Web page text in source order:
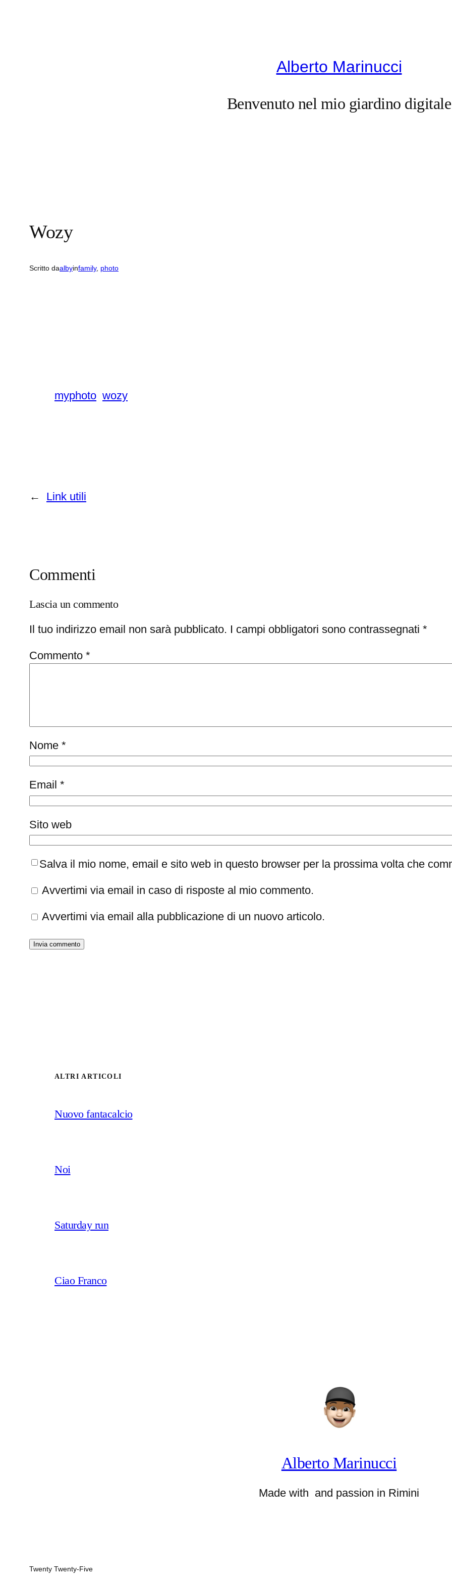
Alberto Marinucci
Benvenuto nel mio giardino digitale
Wozy
Scritto daalbyinfamily, photo
myphoto wozy
← Link utili
Commenti
Lascia un commento
Il tuo indirizzo email non sarà pubblicato. I campi obbligatori sono contrassegnati *
Commento *
Nome *
Email *
Sito web
Salva il mio nome, email e sito web in questo browser per la prossima volta che
Avvertimi via email in caso di risposte al mio commento.
Avvertimi via email alla pubblicazione di un nuovo articolo.
ALTRI ARTICOLI
Nuovo fantacalcio
Noi
Saturday run
Ciao Franco
Alberto Marinucci
Made with and passion in Rimini
Twenty Twenty-Five